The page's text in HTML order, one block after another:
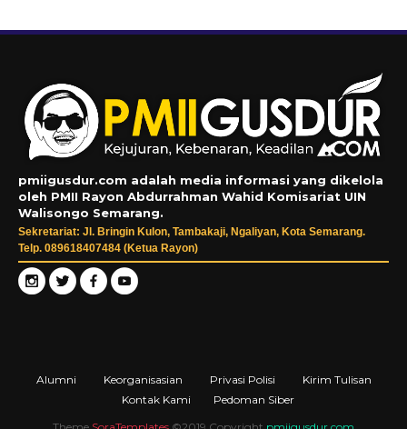
pmiigusdur.com adalah media informasi yang dikelola
oleh PMII Rayon Abdurrahman Wahid Komisariat UIN
Walisongo Semarang.
Sekretariat: Jl. Bringin Kulon, Tambakaji, Ngaliyan, Kota Semarang.
Telp. 089618407484 (Ketua Rayon)
Alumni Keorganisasian Privasi Polisi
Kirim Tulisan
Kontak Kami
Pedoman Siber